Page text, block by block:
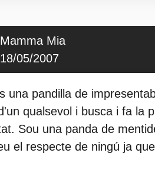
Mamma Mia
18/05/2007
una pandilla de
qualsevol i busca i fa la
Sou una panda de
el respecte de ningú ja